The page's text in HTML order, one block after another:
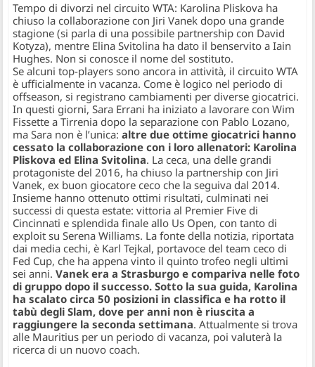
Tempo di divorzi nel circuito WTA: Karolina Pliskova ha
chiuso la collaborazione con Jiri Vanek dopo una grande
stagione (si parla di una possibile partnership con David
Kotyza), mentre Elina Svitolina ha dato il benservito a Iain
Hughes. Non si conosce il nome del sostituto.
Se alcuni top-players sono ancora in attività, il circuito WTA
è ufficialmente in vacanza. Come è logico nel periodo di
offseason, si registrano cambiamenti per diverse giocatrici.
In questi giorni, Sara Errani ha iniziato a lavorare con Wim
Fissette a Tirrenia dopo la separazione con Pablo Lozano,
ma Sara non è l’unica:altre due ottime giocatrici hanno
cessato la collaborazione con i loro allenatori: Karolina
Pliskova ed Elina Svitolina. La ceca, una delle grandi
protagoniste del 2016, ha chiuso la partnership con Jiri
Vanek, ex buon giocatore ceco che la seguiva dal 2014.
Insieme hanno ottenuto ottimi risultati, culminati nei
successi di questa estate: vittoria al Premier Five di
Cincinnati e splendida finale allo Us Open, con tanto di
exploit su Serena Williams. La fonte della notizia, riportata
dai media cechi, è Karl Tejkal, portavoce del team ceco di
Fed Cup, che ha appena vinto il quinto trofeo negli ultimi
sei anni.Vanek era a Strasburgo e compariva nelle foto
di gruppo dopo il successo. Sotto la sua guida, Karolina
ha scalato circa 50 posizioni in classifica e ha rotto il
tabù degli Slam, dove per anni non è riuscita a
raggiungere la seconda settimana. Attualmente si trova
alle Mauritius per un periodo di vacanza, poi valuterà la
ricerca di un nuovo coach.